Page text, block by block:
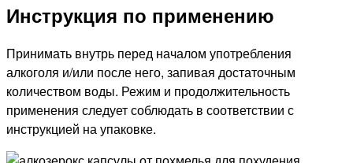
Инструкция по применению
Принимать внутрь перед началом употребления
алкоголя и/или после него, запивая достаточным
количеством воды. Режим и продолжительность
применения следует соблюдать в соответствии с
инструкцией на упаковке.